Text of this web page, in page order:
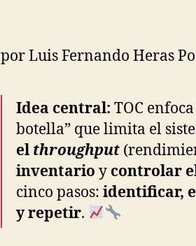
por Luis Fernando Heras
Idea central: TOC
botella” que limita el
el throughput
inventario y controlar
cinco pasos: identificar,
y repetir.